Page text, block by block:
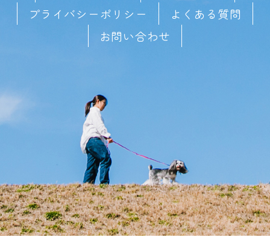
プライバシーポリシー
よくある質問
お問い合わせ